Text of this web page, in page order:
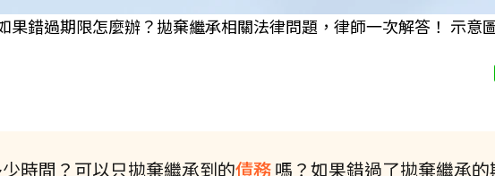
果錯過期限怎麼辦？拋棄繼承相關法律問題，律師一次解答！ 示意
時間？可以只拋棄繼承到的債務嗎？如果錯過了拋棄繼承